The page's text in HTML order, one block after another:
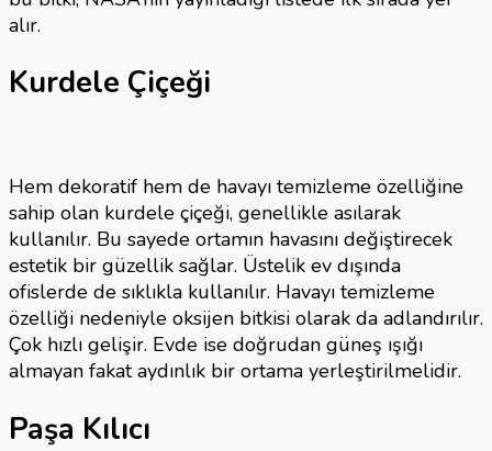
alır.
Kurdele Çiçeği
Hem dekoratif hem de havayı temizleme özelliğine
sahip olan kurdele çiçeği, genellikle asılarak
kullanılır. Bu sayede ortamın havasını değiştirecek
estetik bir güzellik sağlar. Üstelik ev dışında
ofislerde de sıklıkla kullanılır. Havayı temizleme
özelliği nedeniyle oksijen bitkisi olarak da adlandırılır.
Çok hızlı gelişir. Evde ise doğrudan güneş ışığı
almayan fakat aydınlık bir ortama yerleştirilmelidir.
Paşa Kılıcı